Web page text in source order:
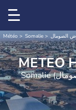
Météo Somalie
Somalie (جمهورية أرض الصومال Jamhuuriyadda